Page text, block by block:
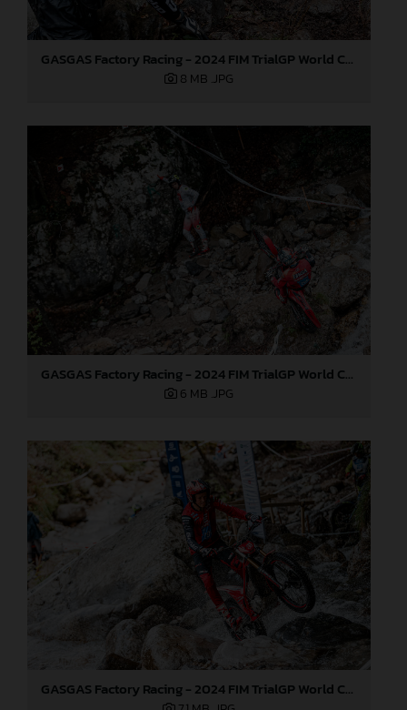
GASGAS Factory Racing - 2024 FIM TrialGP World Championship - Round 3, Italy
8 MB .JPG
GASGAS Factory Racing - 2024 FIM TrialGP World Championship - Round 3, Italy
6 MB .JPG
GASGAS Factory Racing - 2024 FIM TrialGP World Championship - Round 3, Italy